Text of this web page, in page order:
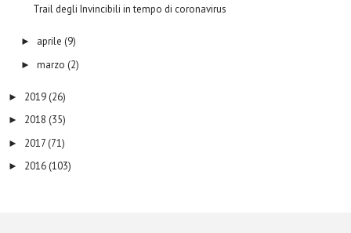
Trail degli Invincibili in tempo di coronavirus
► aprile (9)
► marzo (2)
► 2019 (26)
► 2018 (35)
► 2017 (71)
► 2016 (103)